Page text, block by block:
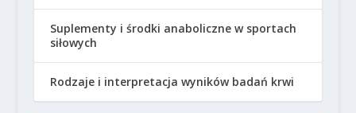
Suplementy i środki anaboliczne w sportach
siłowych
Rodzaje i interpretacja wyników badań krwi